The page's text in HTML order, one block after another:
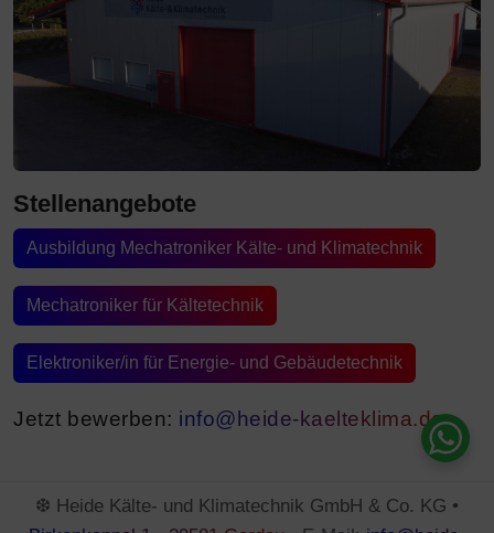
Stellenangebote
Ausbildung Mechatroniker Kälte- und Klimatechnik
Mechatroniker für Kältetechnik
Elektroniker/in für Energie- und Gebäudetechnik
Jetzt bewerben: info@heide-kaelteklima.de
❆ Heide Kälte- und Klimatechnik GmbH & Co. KG •